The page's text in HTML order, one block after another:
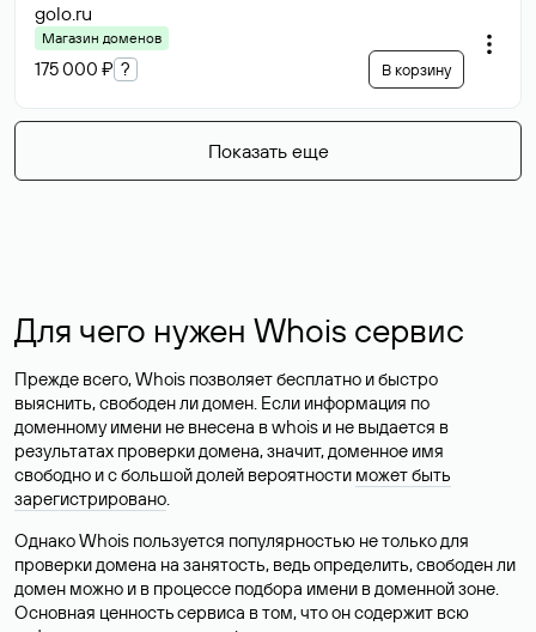
golo.ru
Магазин доменов
175 000 ₽ ? В корзину
Показать еще
Для чего нужен Whois сервис
Прежде всего, Whois позволяет бесплатно и быстро
выяснить, свободен ли домен. Если информация по
доменному имени не внесена в whois и не выдается в
результатах проверки домена, значит, доменное имя
свободно и с большой долей вероятности может быть
зарегистрировано.
Однако Whois пользуется популярностью не только для
проверки домена на занятость, ведь определить, свободен ли
домен можно и в процессе подбора имени в доменной зоне.
Основная ценность сервиса в том, что он содержит всю